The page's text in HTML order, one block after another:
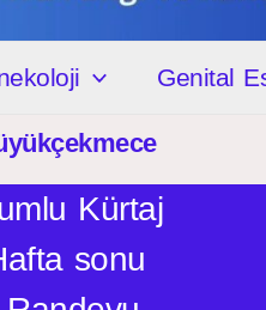
Genital
Kürtaj
sonu